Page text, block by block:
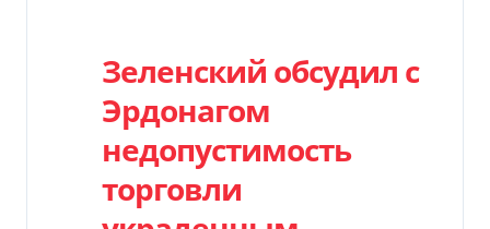
Зеленский обсудил с
Эрдонагом
недопустимость
торговли